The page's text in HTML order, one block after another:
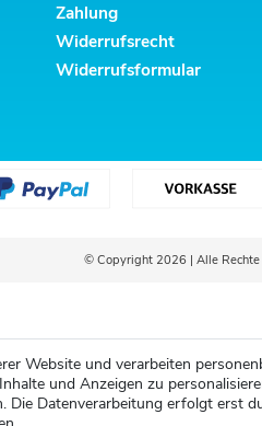
Website und verarbeiten
und Anzeigen zu
Datenverarbeitung erfolgt erst
Zahlung
Widerrufsrecht
Widerrufsformular
© Copyright 2026 | Alle